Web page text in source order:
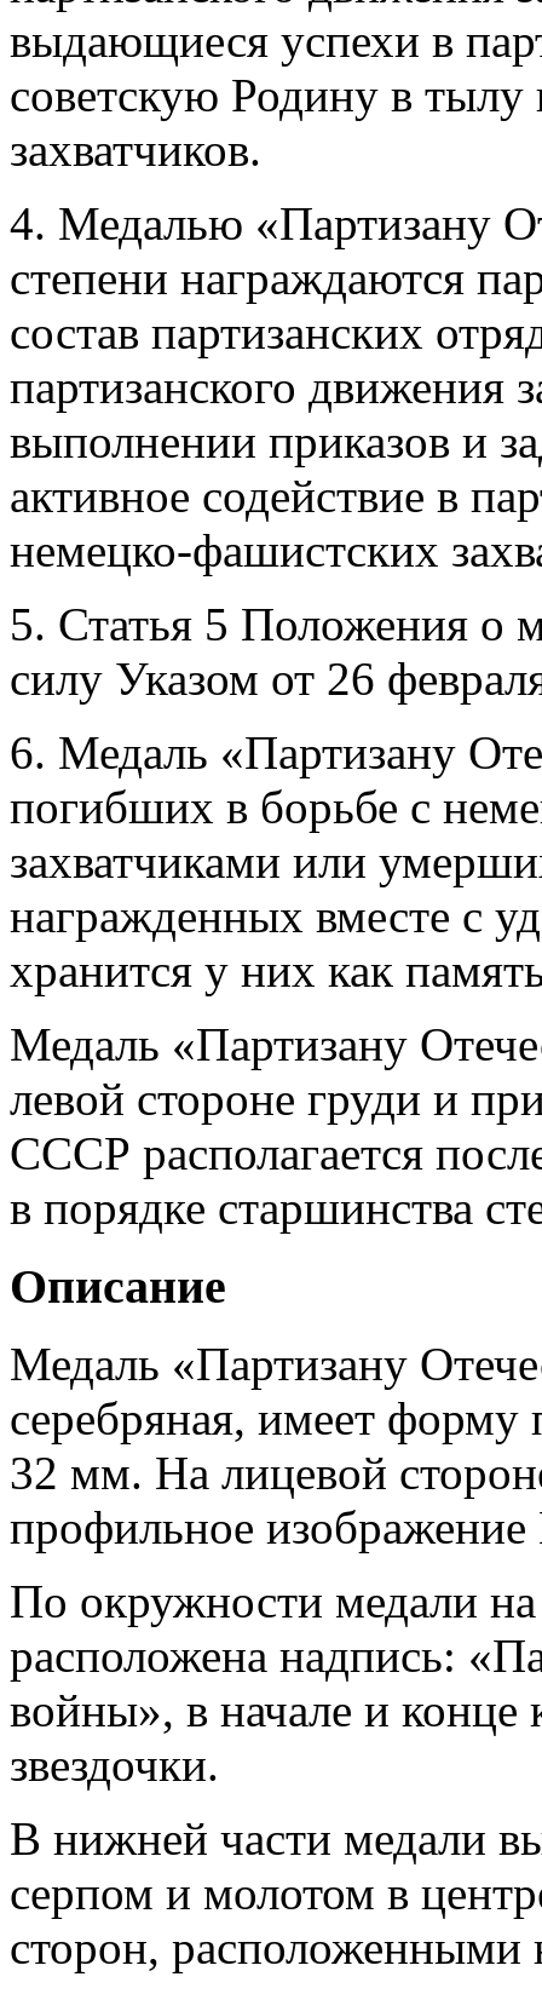
выдающиеся успехи в
советскую Родину в
захватчиков.
4. Медалью «Партизану
степени награждаются
состав партизанских
партизанского движения
выполнении приказов и
активное содействие в
немецко-фашистских
5. Статья 5 Положения о
силу Указом от 26
6. Медаль «Партизану
погибших в борьбе с
захватчиками или
награжденных вместе с
хранится у них как
Медаль «Партизану
левой стороне груди и
СССР располагается
в порядке старшинства
Описание
Медаль «Партизану
серебряная, имеет форму
32 мм. На лицевой
профильное
По окружности медали
расположена надпись:
войны», в начале и
звездочки.
В нижней части медали
серпом и молотом в
сторон, расположенными